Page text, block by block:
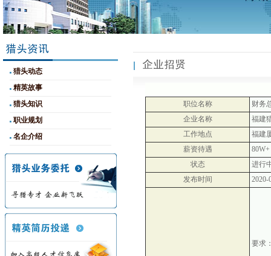
猎头动态
精英故事
猎头知识
职业规划
名企介绍
职位名称
财务
企业名称
福建
工作地点
福建
薪资待遇
80W+
状态
进行
发布时间
2020-
要求